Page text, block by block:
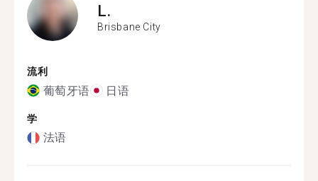
L.
Brisbane City
流利
葡萄牙语 日语
学
法语